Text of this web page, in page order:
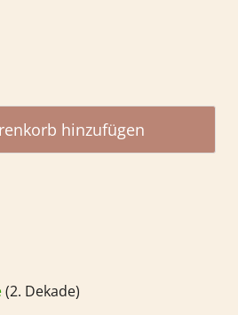
hinzufügen
(2. Dekade)